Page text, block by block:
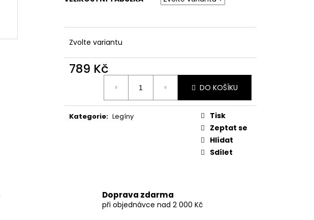
Zvolte variantu
789 Kč
DO KOŠÍKU
Kategorie: Legíny
Tisk
Zeptat se
Hlídat
Sdílet
Doprava zdarma
při objednávce nad 2 000 Kč
DÁMSKÉ DVOUDÍLNÉ PRUHOVANÉ